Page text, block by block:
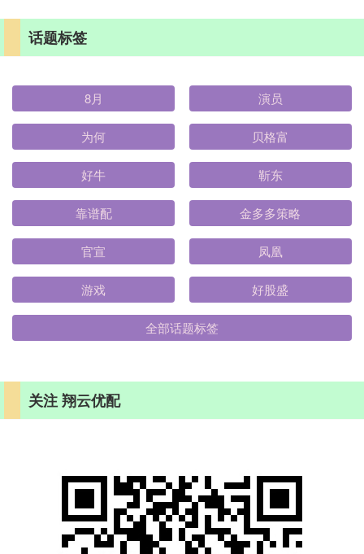
话题标签
8月 演员
为何 贝格富
好牛 靳东
靠谱配 金多多策略
官宣 凤凰
游戏 好股盛
全部话题标签
关注 翔云优配